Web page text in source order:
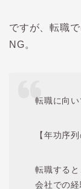
ですが、転職
NG。
転職に向
【年功序
転職する
会社での経